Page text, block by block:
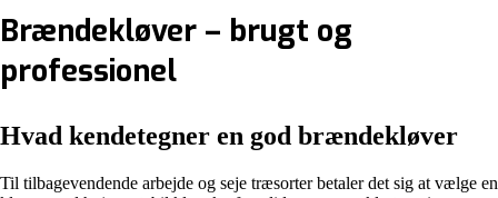
Brændekløver – brugt og
professionel
Hvad kendetegner en god brændekløver
Til tilbagevendende arbejde og seje træsorter betaler det sig at vælge en